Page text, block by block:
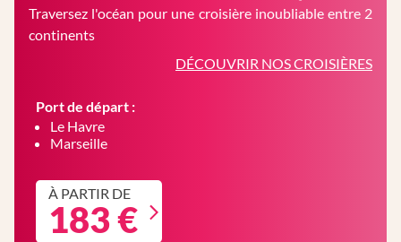
Traversez l'océan pour une croisière inoubliable entre 2
continents
DÉCOUVRIR NOS CROISIÈRES
Port de départ :
Le Havre
Marseille
À PARTIR DE
183 €